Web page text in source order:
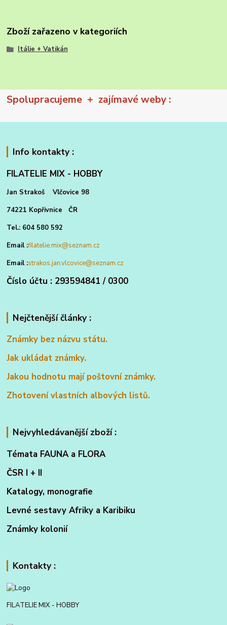
Zboží zařazeno v kategoriích
Itálie + Vatikán
Spolupracujeme + zajímavé weby :
Info kontakty :
FILATELIE MIX - HOBBY
Jan Strakoš Vlčovice 98
74221 Kopřivnice ČR
Tel.: 604 580 592
Email :filatelie.mix@seznam.cz
Email :strakos.jan.vlcovice@seznam.cz
Číslo účtu : 293594841 / 0300
Nejčtenější články :
Známky bez názvu státu.
Jak ukládat známky.
Jakou hodnotu mají poštovní známky.
Zhotovení vlastních albových listů.
Nejvyhledávanější zboží :
Témata FAUNA a FLORA
ČSR I + II
Katalogy, monografie
Levné sestavy Afriky a Karibiku
Známky kolonií
Kontakty :
FILATELIE MIX - HOBBY